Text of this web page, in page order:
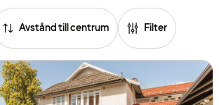
Avstånd till centrum Filter